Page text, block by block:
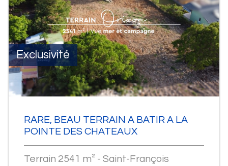
Exclusivité
RARE, BEAU TERRAIN A BATIR A LA
POINTE DES CHATEAUX
Terrain 2541 m² - Saint-François